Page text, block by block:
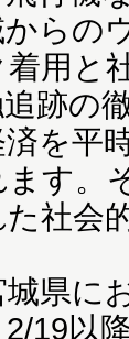
らの
用と
跡の
済を平
ます。
社会
県に
19以